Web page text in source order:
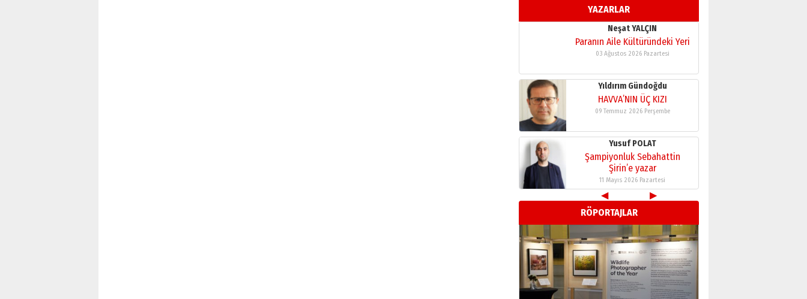
YAZARLAR
11 Mayıs 2026 Pazartesi
Neşat YALÇIN
Paranın Aile Kültüründeki Yeri
03 Ağustos 2026 Pazartesi
Yıldırım Gündoğdu
HAVVA’NIN ÜÇ KIZI
09 Temmuz 2026 Perşembe
Yusuf POLAT
Şampiyonluk Sebahattin
Şirin’e yazar
11 Mayıs 2026 Pazartesi
Neşat YALÇIN
Paranın Aile Kültüründeki Yeri
03 Ağustos 2026 Pazartesi
Yıldırım Gündoğdu
HAVVA’NIN ÜÇ KIZI
09 Temmuz 2026 Perşembe
◀
▶
RÖPORTAJLAR